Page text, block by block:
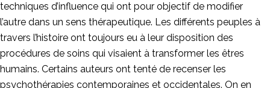
techniques d’influence qui ont pour objectif de modifier
l’autre dans un sens thérapeutique. Les différents peuples à
travers l’histoire ont toujours eu à leur disposition des
procédures de soins qui visaient à transformer les êtres
humains. Certains auteurs ont tenté de recenser les
psychothérapies contemporaines et occidentales. On en